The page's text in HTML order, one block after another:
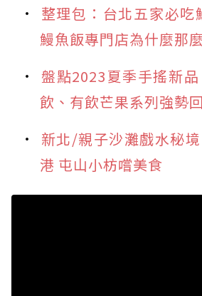
整理包：台北五家必吃
鰻魚飯專門店為什麼那
盤點2023夏季手搖新
飲、有飲芒果系列強勢
新北/親子沙灘戲水秘
港 屯山小枋嚐美食